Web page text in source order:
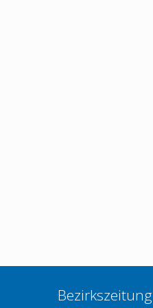
Bezirkszeitung